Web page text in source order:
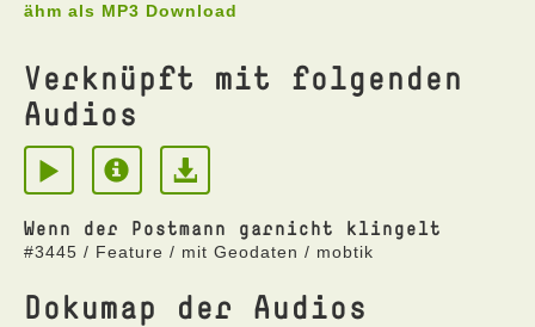
ähm als MP3 Download
Verknüpft mit folgenden
Audios
Wenn der Postmann garnicht klingelt
#3445 / Feature / mit Geodaten / mobtik
Dokumap der Audios